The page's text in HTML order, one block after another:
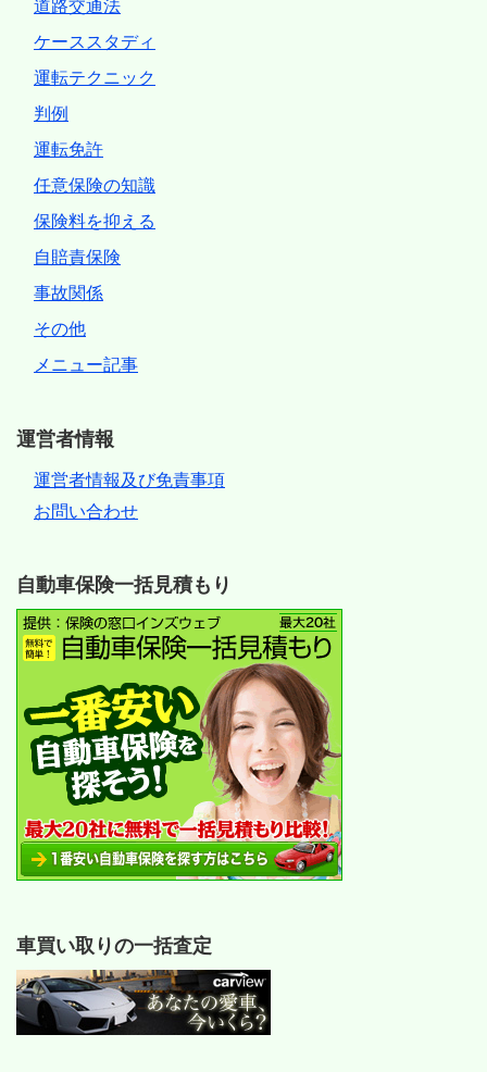
道路交通法
ケーススタディ
運転テクニック
判例
運転免許
任意保険の知識
保険料を抑える
自賠責保険
事故関係
その他
メニュー記事
運営者情報
運営者情報及び免責事項
お問い合わせ
自動車保険一括見積もり
車買い取りの一括査定